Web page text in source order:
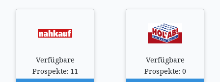
Verfügbare
Prospekte: 11
Verfügbare
Prospekte: 0